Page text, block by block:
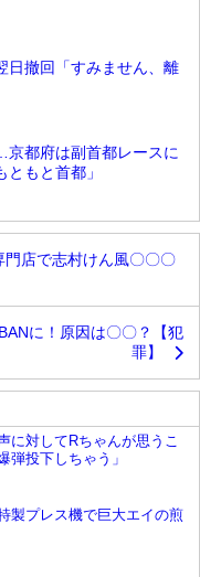
日撤回「すみません、離
都府は副首都レースに
もと首都」
門店で志村けん風〇〇〇
に！原因は〇〇？【犯
罪】
に対してRちゃんが思うこ
弾投下しちゃう」
製プレス機で巨大エイの煎